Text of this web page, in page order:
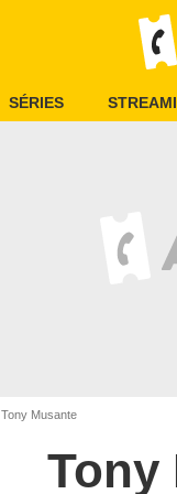
SÉRIES
Tony Musante
Tony